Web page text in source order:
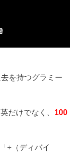
を持つグラミー
だけでなく、 100
÷（ディバイ